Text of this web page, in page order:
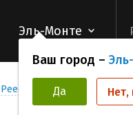
Эль-Монте
Ваш город –
Да Нет,
Реестр Исследователей